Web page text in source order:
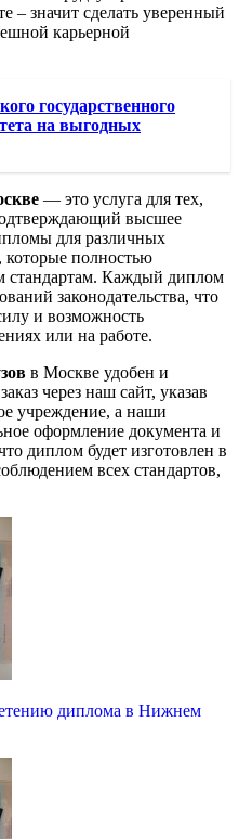
– значит сделать уверенный
карьерной
государственного
на выгодных
— это услуга для тех,
высшее
для различных
которые полностью
стандартам. Каждый диплом
законодательства, что
и возможность
или на работе.
в Москве удобен и
через наш сайт, указав
учреждение, а наши
оформление документа и
диплом будет изготовлен в
всех стандартов,
диплома в Нижнем